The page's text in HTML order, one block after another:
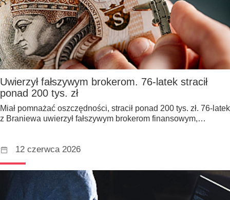
Uwierzył fałszywym brokerom. 76-latek stracił
ponad 200 tys. zł
Miał pomnażać oszczędności, stracił ponad 200 tys. zł. 76-latek
z Braniewa uwierzył fałszywym brokerom finansowym,…
12 czerwca 2026